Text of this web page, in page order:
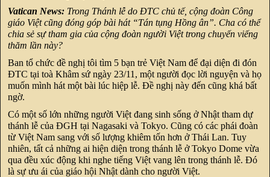
Vatican News: Trong Thánh lễ do ĐTC chủ tế, cộng đoàn Công
giáo Việt cũng đóng góp bài hát “Tán tụng Hồng ân”. Cha có thể
chia sẻ sự tham gia của cộng đoàn người Việt trong chuyến viếng
thăm lần này?
Ban tổ chức đề nghị tôi tìm 5 bạn trẻ Việt Nam để đại diện đi đón
ĐTC tại toà Khâm sứ ngày 23/11, một người đọc lời nguyện và họ
muốn mình hát một bài lúc hiệp lễ. Đề nghị này đến cũng khá bất
ngờ.
Có một số lớn những người Việt đang sinh sống ở Nhật tham dự
thánh lễ của ĐGH tại Nagasaki và Tokyo. Cũng có các phái đoàn
từ Việt Nam sang với số lượng khiêm tốn hơn ở Thái Lan. Tuy
nhiên, tất cả những ai hiện diện trong thánh lễ ở Tokyo Dome vừa
qua đều xúc động khi nghe tiếng Việt vang lên trong thánh lễ. Đó
là sự ưu ái của giáo hội Nhật dành cho người Việt.